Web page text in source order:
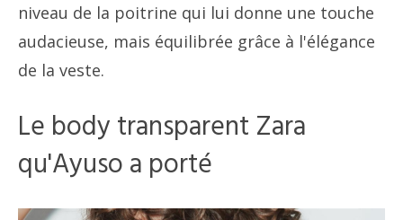
niveau de la poitrine qui lui donne une touche
audacieuse, mais équilibrée grâce à l'élégance
de la veste.
Le body transparent Zara
qu'Ayuso a porté